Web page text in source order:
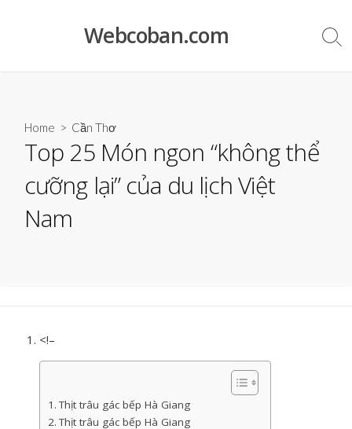
Webcoban.com
Home > Cần Thơ
Top 25 Món ngon “không thể
cưỡng lại” của du lịch Việt
Nam
<!–
Thịt trâu gác bếp Hà Giang
Thịt trâu gác bếp Hà Giang